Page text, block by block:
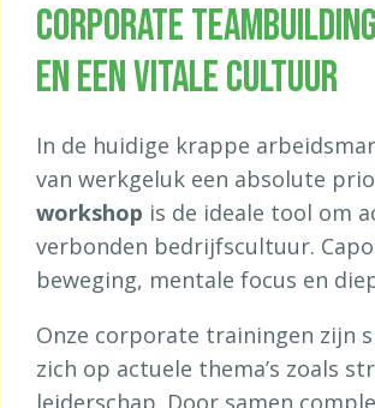
CORPORATE
EN EEN VITALE CULTUUR
In de huidige krappe
van werkgeluk een absolute
workshop is de ideale tool om
verbonden bedrijfscultuur.
beweging, mentale focus en
Onze corporate trainingen zijn
zich op actuele thema’s zoals